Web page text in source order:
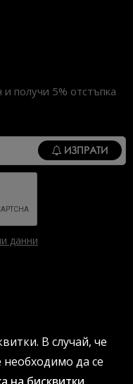
получи 5% отстъпка
ИЗПРАТИ
данни
В случай, че
необходимо да се